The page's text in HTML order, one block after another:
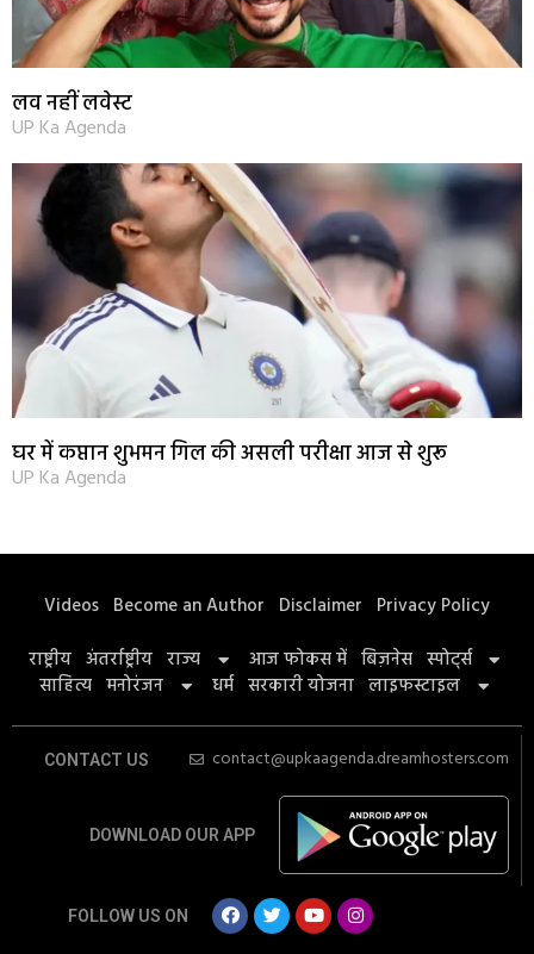
लव नहीं लवेस्ट
UP Ka Agenda
घर में कप्तान शुभमन गिल की असली परीक्षा आज से शुरू
UP Ka Agenda
Videos Become an Author Disclaimer Privacy Policy
राष्ट्रीय अंतर्राष्ट्रीय राज्य आज फोकस में बिज़नेस स्पोर्ट्स
साहित्य मनोरंजन धर्म सरकारी योजना लाइफस्टाइल
CONTACT US contact@upkaagenda.dreamhosters.com
DOWNLOAD OUR APP
FOLLOW US ON